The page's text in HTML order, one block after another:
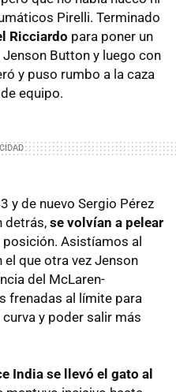
Pirelli. Terminado
Ricciardo para poner un
Button y luego con
y puso rumbo a la caza
equipo.
y de nuevo Sergio Pérez
detrás, se volvían a pelear
Asistíamos al
que otra vez Jenson
del McLaren-
frenadas al límite para
y poder salir más
India se llevó el gato al